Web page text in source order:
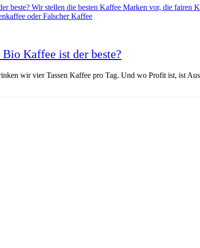
Kaffee ist der beste?
wir vier Tassen Kaffee pro Tag. Und wo Profit ist, ist